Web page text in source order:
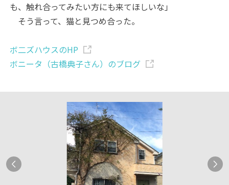
も、触れ合ってみたい方にも来てほしいな」
そう言って、猫と見つめ合った。
ボ二ズハウスのHP
ボニータ（古橋典子さん）のブログ